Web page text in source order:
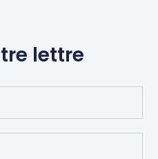
lettre